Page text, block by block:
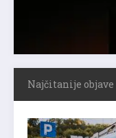
Najčitanije objave